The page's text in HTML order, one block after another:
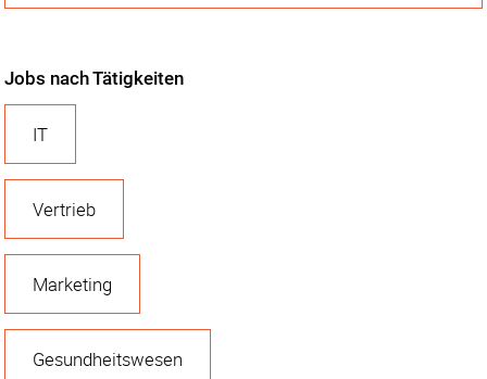
Jobs nach Tätigkeiten
IT
Vertrieb
Marketing
Gesundheitswesen